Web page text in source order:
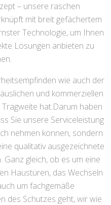
– unsere raschen
mit breit gefächertem
Technologie, um Ihnen
Lösungen anbieten zu
wie auch der
und kommerziellen
hat.Darum haben
Sie unsere Serviceleistung
nehmen können, sondern
qualitativ ausgezeichnete
gleich, ob es um eine
Haustüren, das Wechseln
um fachgemäße
des Schutzes geht, wir wie